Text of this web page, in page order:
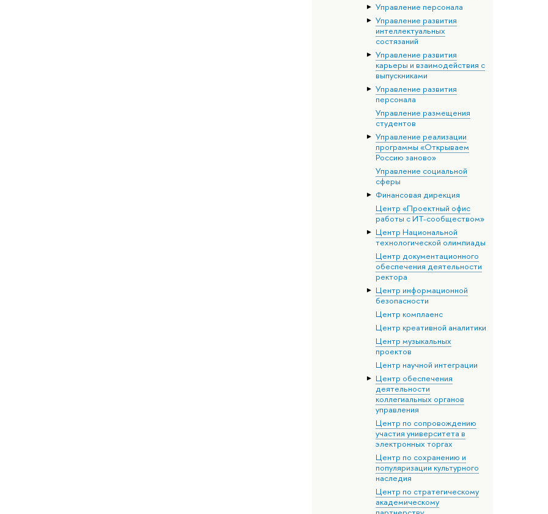
Управление персонала
Управление развития
интеллектуальных
состязаний
Управление развития
карьеры и взаимодействия с
выпускниками
Управление развития
персонала
Управление размещения
студентов
Управление реализации
программы «Открываем
Россию заново»
Управление социальной
сферы
Финансовая дирекция
Центр «Проектный офис
работы с ИТ-сообществом»
Центр Национальной
технологической олимпиады
Центр документационного
обеспечения деятельности
ректора
Центр информационной
безопасности
Центр комплаенс
Центр креативной аналитики
Центр музыкальных
проектов
Центр научной интеграции
Центр обеспечения
деятельности
коллегиальных органов
управления
Центр по сопровождению
участия университета в
электронных торгах
Центр по сохранению и
популяризации культурного
наследия
Центр по стратегическому
академическому